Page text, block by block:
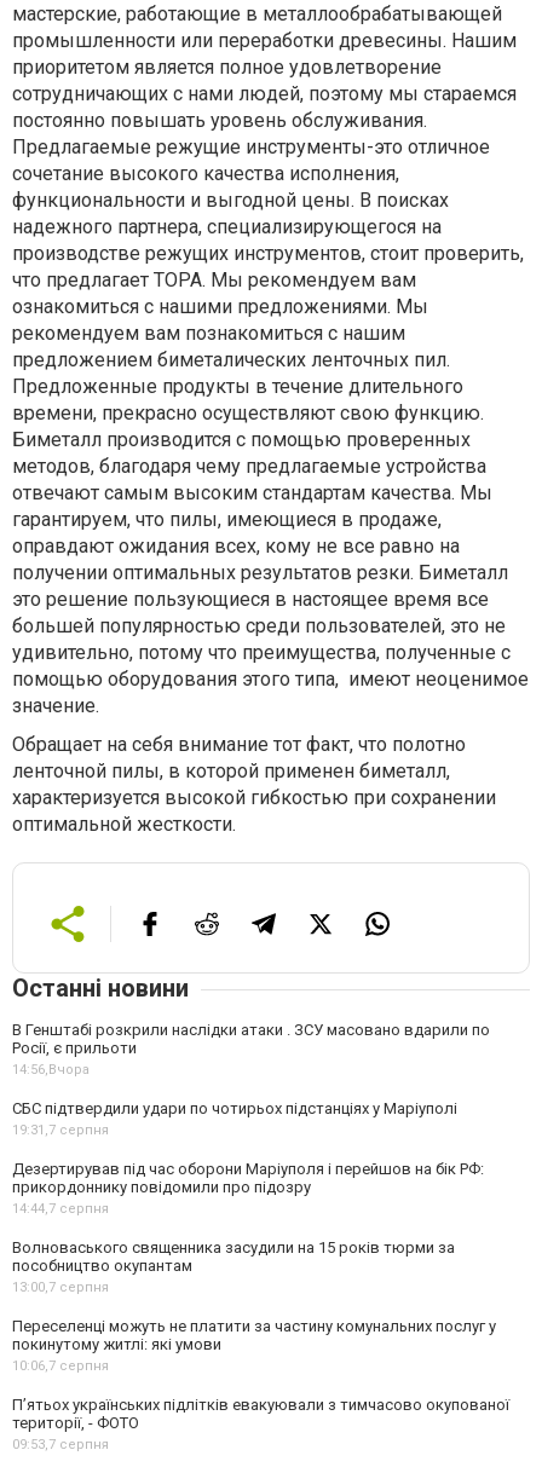
мастерские, работающие в металлообрабатывающей
промышленности или переработки древесины. Нашим
приоритетом является полное удовлетворение
сотрудничающих с нами людей, поэтому мы стараемся
постоянно повышать уровень обслуживания.
Предлагаемые режущие инструменты-это отличное
сочетание высокого качества исполнения,
функциональности и выгодной цены. В поисках
надежного партнера, специализирующегося на
производстве режущих инструментов, стоит проверить,
что предлагает ТОРА. Мы рекомендуем вам
ознакомиться с нашими предложениями. Мы
рекомендуем вам познакомиться с нашим
предложением биметалических ленточных пил.
Предложенные продукты в течение длительного
времени, прекрасно осуществляют свою функцию.
Биметалл производится с помощью проверенных
методов, благодаря чему предлагаемые устройства
отвечают самым высоким стандартам качества. Мы
гарантируем, что пилы, имеющиеся в продаже,
оправдают ожидания всех, кому не все равно на
получении оптимальных результатов резки. Биметалл
это решение пользующиеся в настоящее время все
большей популярностью среди пользователей, это не
удивительно, потому что преимущества, полученные с
помощью оборудования этого типа, имеют неоценимое
значение.
Обращает на себя внимание тот факт, что полотно
ленточной пилы, в которой применен биметалл,
характеризуется высокой гибкостью при сохранении
оптимальной жесткости.
Останні новини
В Генштабі розкрили наслідки атаки . ЗСУ масовано вдарили по
Росії, є прильоти
14:56,Вчора
СБС підтвердили удари по чотирьох підстанціях у Маріуполі
19:31,7 серпня
Дезертирував під час оборони Маріуполя і перейшов на бік РФ:
прикордоннику повідомили про підозру
14:44,7 серпня
Волноваського священника засудили на 15 років тюрми за
пособництво окупантам
13:00,7 серпня
Переселенці можуть не платити за частину комунальних послуг у
покинутому житлі: які умови
10:06,7 серпня
П’ятьох українських підлітків евакуювали з тимчасово окупованої
території, - ФОТО
09:53,7 серпня